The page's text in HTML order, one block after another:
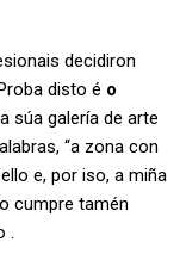
decidiron
disto é o
súa galería de arte
“a zona con
e, por iso, a miña
cumpre tamén
.